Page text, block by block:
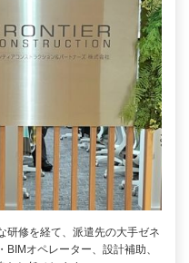
研修を経て、派遣先の大手ゼネ
オペレーター、設計補助、